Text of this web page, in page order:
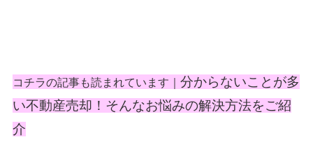
コチラの記事も読まれています｜ 分からないことが多
い不動産売却！そんなお悩みの解決方法をご紹
介